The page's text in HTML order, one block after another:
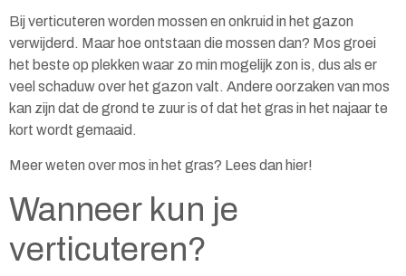
Bij verticuteren worden mossen en onkruid in het gazon
verwijderd. Maar hoe ontstaan die mossen dan? Mos groei
het beste op plekken waar zo min mogelijk zon is, dus als er
veel schaduw over het gazon valt. Andere oorzaken van mos
kan zijn dat de grond te zuur is of dat het gras in het najaar te
kort wordt gemaaid.
Meer weten over mos in het gras? Lees danhier!
Wanneer kun je
verticuteren?